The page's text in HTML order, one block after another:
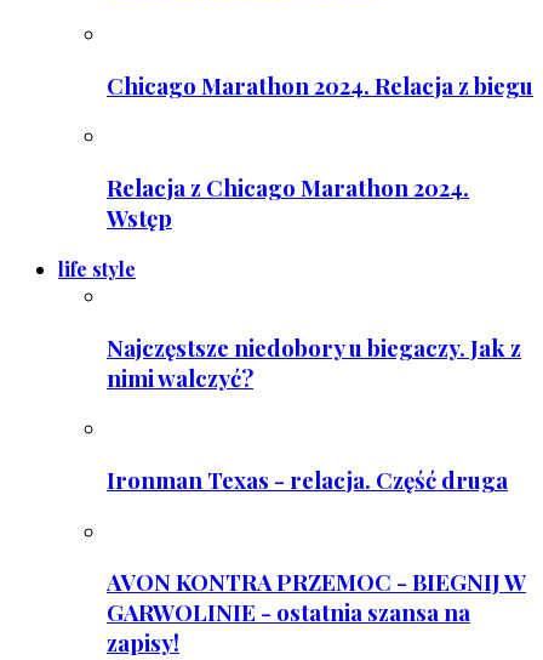
Chicago Marathon 2024. Relacja z biegu
Relacja z Chicago Marathon 2024.
Wstęp
life style
Najczęstsze niedobory u biegaczy. Jak z
nimi walczyć?
Ironman Texas - relacja. Część druga
AVON KONTRA PRZEMOC - BIEGNIJ W
GARWOLINIE - ostatnia szansa na
zapisy!